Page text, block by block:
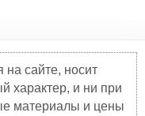
сайте, носит
характер, и ни при
материалы и цены